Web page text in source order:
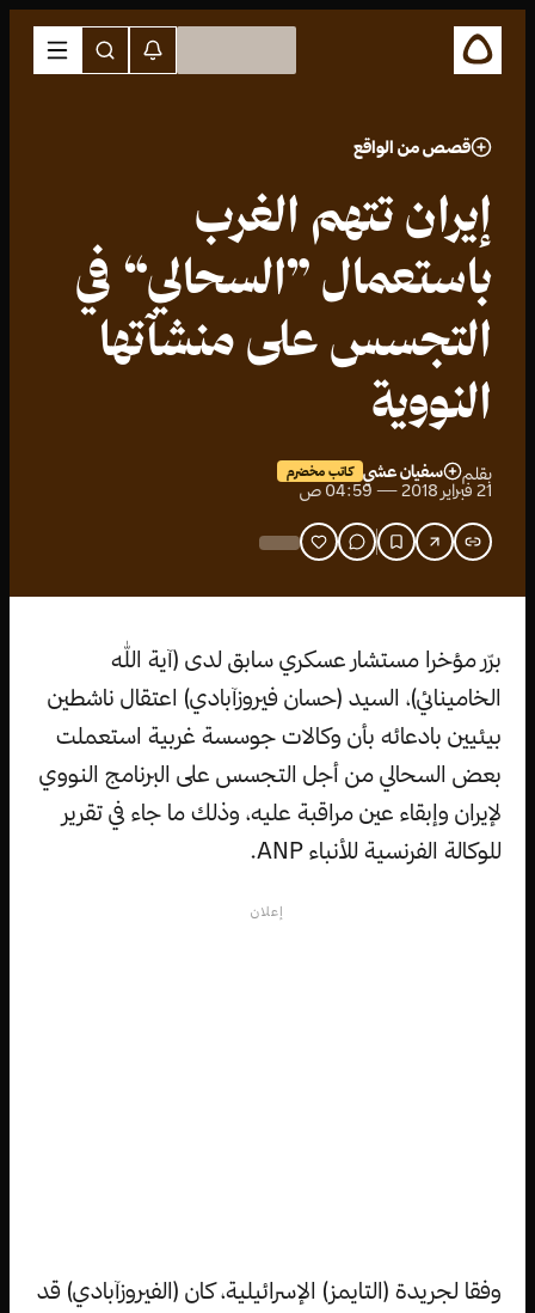
قصص من الواقع
إيران تتهم الغرب
باستعمال ”السحالي“ في
التجسس على منشآتها
النووية
بقلم سفيان عشي كاتب مخضرم
21 فبراير 2018 — 04:59 ص
برّر مؤخرا مستشار عسكري سابق لدى (آية الله
الخامينائي)، السيد (حسان فيروزآبادي) اعتقال ناشطين
بيئيين بادعائه بأن وكالات جوسسة غربية استعملت
بعض السحالي من أجل التجسس على البرنامج النووي
لإيران وإبقاء عين مراقبة عليه، وذلك ما جاء في تقرير
للوكالة الفرنسية للأنباء ANP.
إعلان
وفقا لجريدة (التايمز) الإسرائيلية، كان (الفيروزآبادي) قد